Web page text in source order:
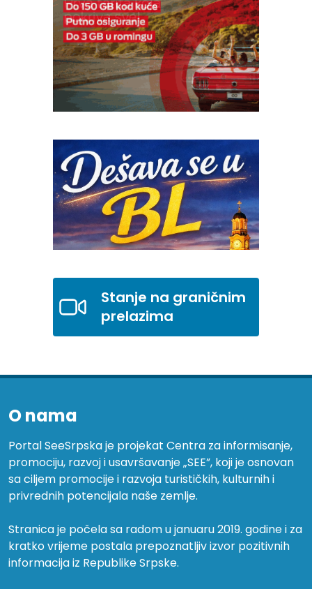
Stanje na graničnim
prelazima
O nama
Portal SeeSrpska je projekat Centra za informisanje,
promociju, razvoj i usavršavanje „SEE”, koji je osnovan
sa ciljem promocije i razvoja turističkih, kulturnih i
privrednih potencijala naše zemlje.
Stranica je počela sa radom u januaru 2019. godine i za
kratko vrijeme postala prepoznatljiv izvor pozitivnih
informacija iz Republike Srpske.